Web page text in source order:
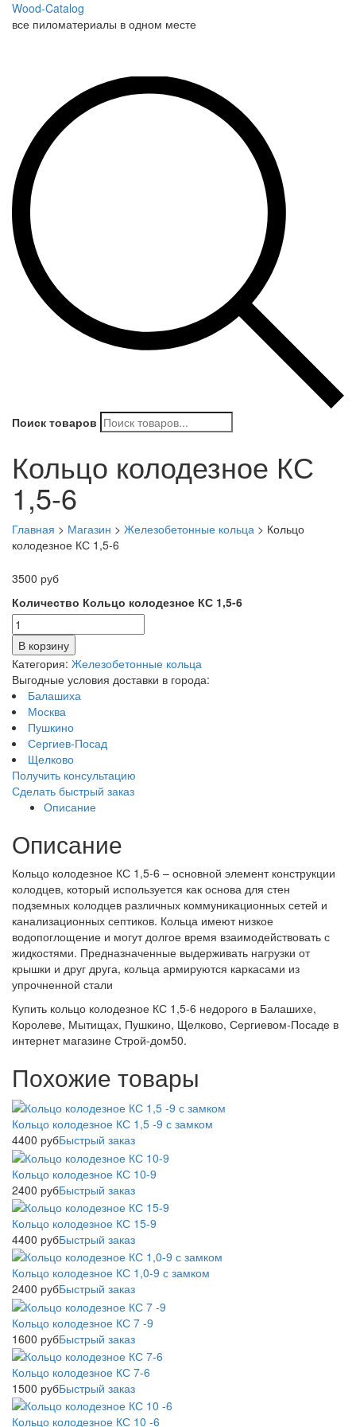
Wood-Catalog
все пиломатериалы в одном месте
Поиск товаров
Кольцо колодезное КС
1,5-6
Главная > Магазин > Железобетонные кольца > Кольцо
колодезное КС 1,5-6
3500 руб
Количество Кольцо колодезное КС 1,5-6
В корзину
Категория: Железобетонные кольца
Выгодные условия доставки в города:
Балашиха
Москва
Пушкино
Сергиев-Посад
Щелково
Получить консультацию
Сделать быстрый заказ
Описание
Описание
Кольцо колодезное КС 1,5-6 – основной элемент конструкции
колодцев, который используется как основа для стен
подземных колодцев различных коммуникационных сетей и
канализационных септиков. Кольца имеют низкое
водопоглощение и могут долгое время взаимодействовать с
жидкостями. Предназначенные выдерживать нагрузки от
крышки и друг друга, кольца армируются каркасами из
упрочненной стали
Купить кольцо колодезное КС 1,5-6 недорого в Балашихе,
Королеве, Мытищах, Пушкино, Щелково, Сергиевом-Посаде в
интернет магазине Строй-дом50.
Похожие товары
Кольцо колодезное КС 1,5 -9 с замком
4400 рубБыстрый заказ
Кольцо колодезное КС 10-9
2400 рубБыстрый заказ
Кольцо колодезное КС 15-9
4400 рубБыстрый заказ
Кольцо колодезное КС 1,0-9 с замком
2400 рубБыстрый заказ
Кольцо колодезное КС 7 -9
1600 рубБыстрый заказ
Кольцо колодезное КС 7-6
1500 рубБыстрый заказ
Кольцо колодезное КС 10 -6